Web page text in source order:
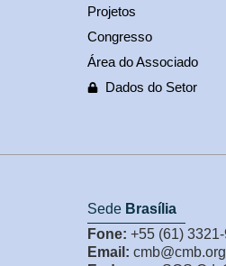
Projetos
Congresso
Área do Associado
Dados do Setor
Sede Brasília
Fone: +55 (61)
Email: